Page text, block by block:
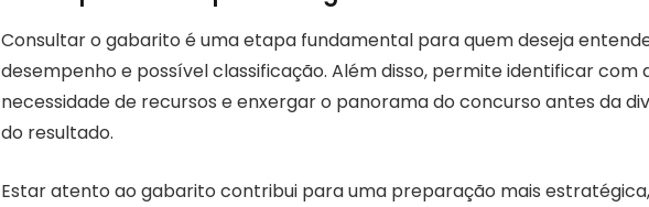
Consultar o gabarito é uma etapa fundamental para quem deseja
desempenho e possível classificação. Além disso, permite identificar com
necessidade de recursos e enxergar o panorama do concurso antes da
do resultado.
Estar atento ao gabarito contribui para uma preparação mais